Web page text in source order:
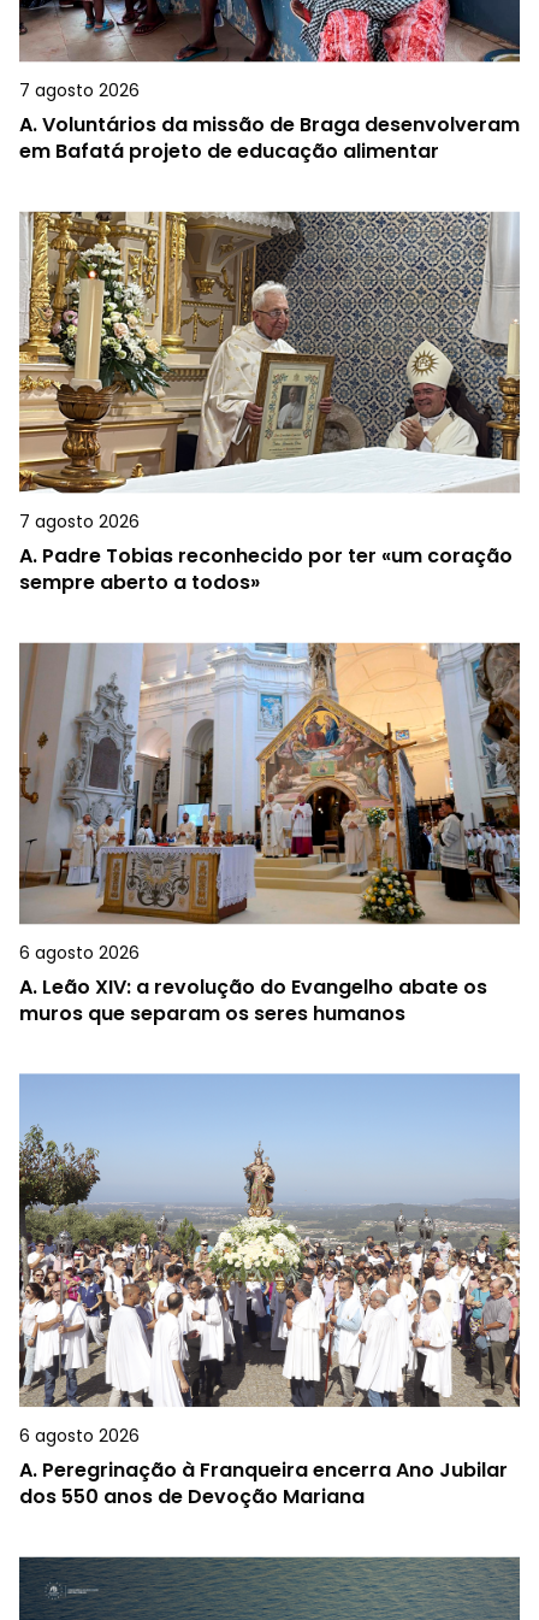
7 agosto 2026
A.Voluntários da missão de Braga desenvolveram
em Bafatá projeto de educação alimentar
7 agosto 2026
A. Padre Tobias reconhecido por ter «um coração
sempre aberto a todos»
6 agosto 2026
A. Leão XIV: a revolução do Evangelho abate os
muros que separam os seres humanos
6 agosto 2026
A. Peregrinação à Franqueira encerra Ano Jubilar
dos 550 anos de Devoção Mariana